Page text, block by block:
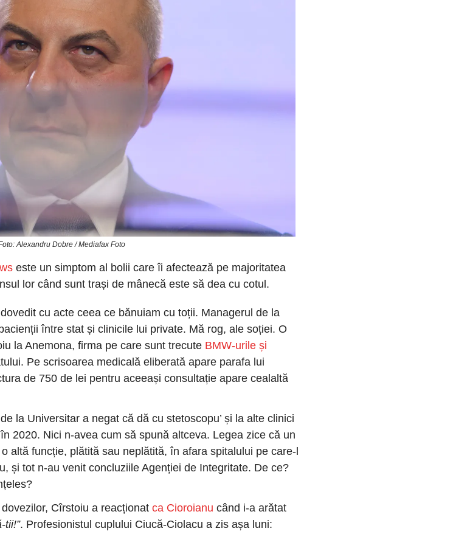
Alexandru Dobre / Mediafax Foto
este un simptom al bolii care îi afectează pe majoritatea
lor când sunt trași de mânecă este să dea cu cotul.
cu acte ceea ce bănuiam cu toții. Managerul de la
între stat și clinicile lui private. Mă rog, ale soției. O
la Anemona, firma pe care sunt trecute BMW-urile și
Pe scrisoarea medicală eliberată apare parafa lui
de 750 de lei pentru aceeași consultație apare cealaltă
la Universitar a negat că dă cu stetoscopu’ și la alte clinici
2020. Nici n-avea cum să spună altceva. Legea zice că un
altă funcție, plătită sau neplătită, în afara spitalului pe care-l
și tot n-au venit concluziile Agenției de Integritate. De ce?
Cîrstoiu a reacționat ca Cioroianu când i-a arătat
tii!”. Profesionistul cuplului Ciucă-Ciolacu a zis așa luni: